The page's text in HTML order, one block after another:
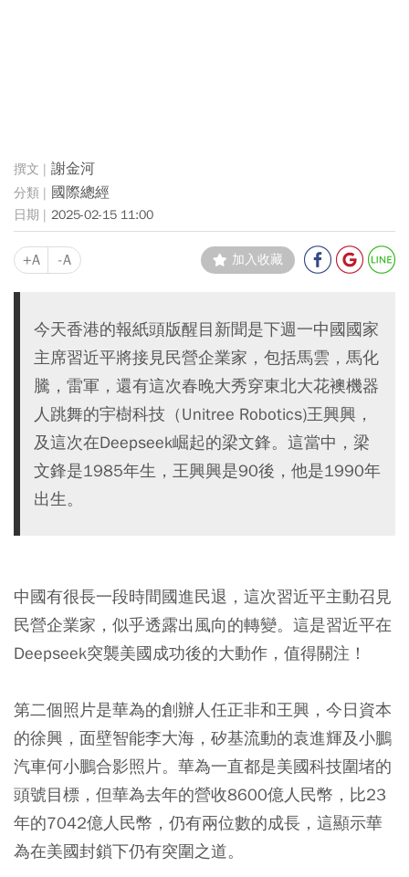
謝金河
國際總經
2025-02-15 11:00
+A -A 加入收藏
今天香港的報紙頭版醒目新聞是下週一中國國家
主席習近平將接見民營企業家，包括馬雲，馬化
騰，雷軍，還有這次春晚大秀穿東北大花襖機器
人跳舞的宇樹科技（Unitree Robotics)王興興，
及這次在Deepseek崛起的梁文鋒。這當中，梁
文鋒是1985年生，王興興是90後，他是1990年
出生。
中國有很長一段時間國進民退，這次習近平主動召見
民營企業家，似乎透露出風向的轉變。這是習近平在
Deepseek突襲美國成功後的大動作，值得關注！
第二個照片是華為的創辦人任正非和王興，今日資本
的徐興，面壁智能李大海，矽基流動的袁進輝及小鵬
汽車何小鵬合影照片。華為一直都是美國科技圍堵的
頭號目標，但華為去年的營收8600億人民幣，比23
年的7042億人民幣，仍有兩位數的成長，這顯示華
為在美國封鎖下仍有突圍之道。